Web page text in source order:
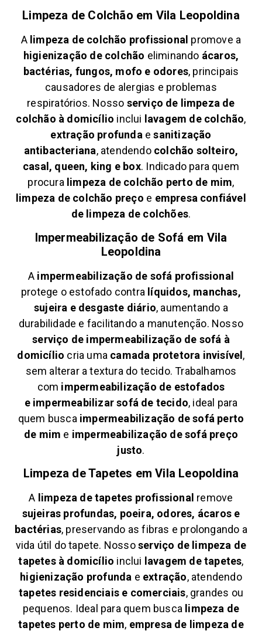
Limpeza de Colchão em Vila Leopoldina
A limpeza de colchão profissional promove a
higienização de colchão eliminando ácaros,
bactérias, fungos, mofo e odores, principais
causadores de alergias e problemas
respiratórios. Nosso serviço de limpeza de
colchão à domicílio inclui lavagem de colchão,
extração profunda esanitização
antibacteriana, atendendo colchão solteiro,
casal, queen, king e box. Indicado para quem
procura limpeza de colchão perto de mim,
limpeza de colchão preço e empresa confiável
de limpeza de colchões.
Impermeabilização de Sofá em Vila
Leopoldina
A impermeabilização de sofá profissional
protege o estofado contra líquidos, manchas,
sujeira e desgaste diário, aumentando a
durabilidade e facilitando a manutenção. Nosso
serviço de impermeabilização de sofá à
domicílio cria uma camada protetora invisível,
sem alterar a textura do tecido. Trabalhamos
com impermeabilização de estofados
e impermeabilizar sofá de tecido, ideal para
quem busca impermeabilização de sofá perto
de mim e impermeabilização de sofá preço
justo.
Limpeza de Tapetes emVila Leopoldina
A limpeza de tapetes profissional remove
sujeiras profundas, poeira, odores, ácaros e
bactérias, preservando as fibras e prolongando a
vida útil do tapete. Nossoserviço de limpeza de
tapetes à domicílio inclui lavagem de tapetes,
higienização profunda e extração, atendendo
tapetes residenciais e comerciais, grandes ou
pequenos. Ideal para quem busca limpeza de
tapetes perto de mim, empresa de limpeza de